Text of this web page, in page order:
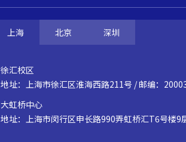
上海 北京 深圳
徐汇校区
地址：上海市徐汇区淮海西路211号 / 邮编：
大虹桥中心
地址：上海市闵行区申长路990弄虹桥汇T6号楼9